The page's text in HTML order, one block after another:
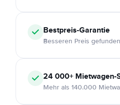
Bestpreis-Garantie
Besseren Preis
24 000+ Mietwagen-
Mehr als 140.000